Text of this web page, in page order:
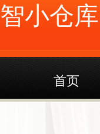
智小仓
首页